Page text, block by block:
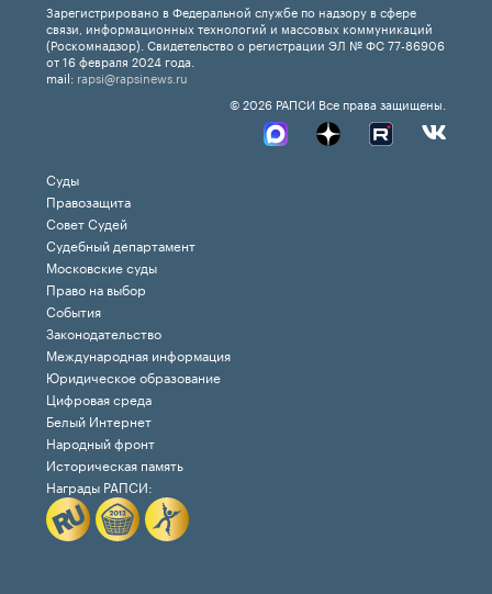
Зарегистрировано в Федеральной службе по надзору в сфере
связи, информационных технологий и массовых коммуникаций
(Роскомнадзор). Свидетельство о регистрации ЭЛ № ФС 77-86906
от 16 февраля 2024 года.
mail: rapsi@rapsinews.ru
© 2026 РАПСИ Все права защищены.
Суды
Правозащита
Совет Судей
Судебный департамент
Московские суды
Право на выбор
События
Законодательство
Международная информация
Юридическое образование
Цифровая среда
Белый Интернет
Народный фронт
Историческая память
Награды РАПСИ: